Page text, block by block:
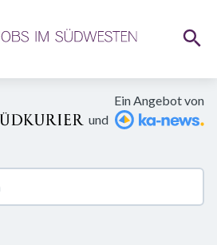
Ein Angebot von
und